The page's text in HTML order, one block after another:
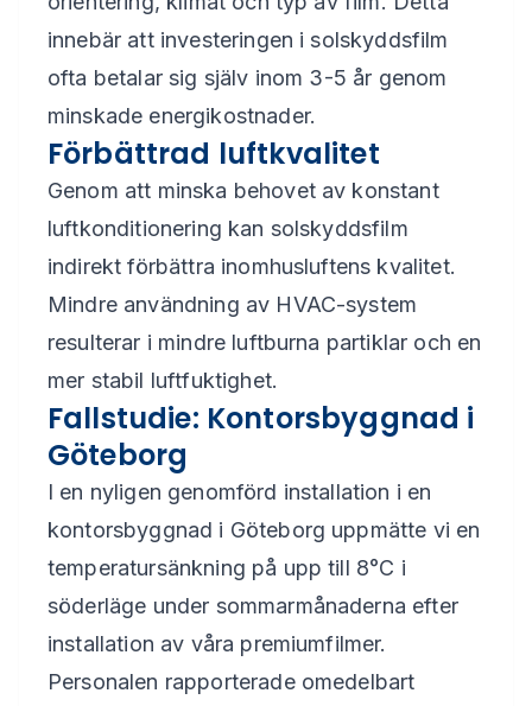
innebär att investeringen i solskyddsfilm
ofta betalar sig själv inom 3-5 år genom
minskade energikostnader.
Förbättrad luftkvalitet
Genom att minska behovet av konstant
luftkonditionering kan solskyddsfilm
indirekt förbättra inomhusluftens kvalitet.
Mindre användning av HVAC-system
resulterar i mindre luftburna partiklar och en
mer stabil luftfuktighet.
Fallstudie: Kontorsbyggnad i
Göteborg
I en nyligen genomförd installation i en
kontorsbyggnad i Göteborg uppmätte vi en
temperatursänkning på upp till 8°C i
söderläge under sommarmånaderna efter
installation av våra premiumfilmer.
Personalen rapporterade omedelbart